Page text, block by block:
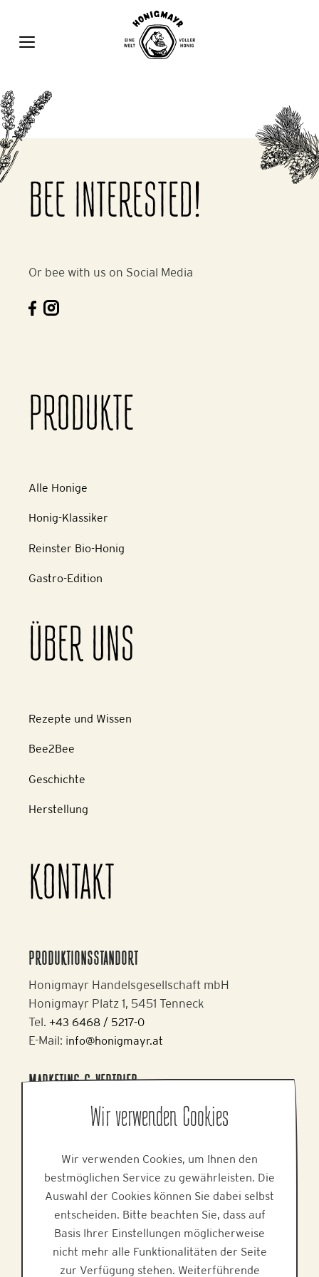
springen
BEE INTERESTED!
Or bee with us on Social Media
PRODUKTE
Alle Honige
Honig-Klassiker
Reinster Bio-Honig
Gastro-Edition
ÜBER UNS
Rezepte und Wissen
Bee2Bee
Geschichte
Herstellung
KONTAKT
PRODUKTIONSSTANDORT
Honigmayr Handelsgesellschaft mbH
Honigmayr Platz 1, 5451 Tenneck
Tel. +43 6468 / 5217-0
E-Mail: info@honigmayr.at
MARKETING & VERTRIEB
Alpine Brands GmbH & Co KG
Gmundner Staße 27, 4800 Attnang-Puchheim
E-Mail:office@alpinebrands.at
Web:www.alpinebrands.at
HILFE
Wir verwenden Cookies
Wir verwenden Cookies, um Ihnen den
bestmöglichen Service zu gewährleisten. Die
Auswahl der Cookies können Sie dabei selbst
entscheiden. Bitte beachten Sie, dass auf
Basis Ihrer Einstellungen möglicherweise
nicht mehr alle Funktionalitäten der Seite
zur Verfügung stehen. Weiterführende